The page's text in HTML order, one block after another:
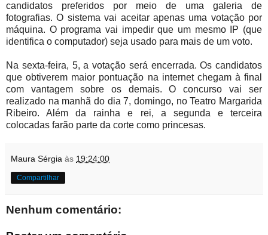
candidatos preferidos por meio de uma galeria de
fotografias. O sistema vai aceitar apenas uma votação por
máquina. O programa vai impedir que um mesmo IP (que
identifica o computador) seja usado para mais de um voto.
Na sexta-feira, 5, a votação será encerrada. Os candidatos
que obtiverem maior pontuação na internet chegam à final
com vantagem sobre os demais. O concurso vai ser
realizado na manhã do dia 7, domingo, no Teatro Margarida
Ribeiro. Além da rainha e rei, a segunda e terceira
colocadas farão parte da corte como princesas.
Maura Sérgia às 19:24:00
Compartilhar
Nenhum comentário: